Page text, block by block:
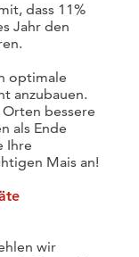
dass 11%
Jahr den
optimale
anzubauen.
bessere
als Ende
Ihre
Mais an!
wir